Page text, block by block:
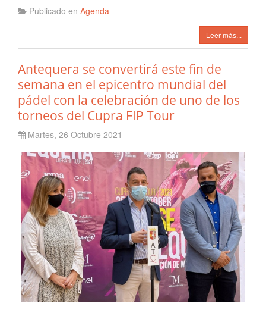
Publicado en Agenda
Leer más...
Antequera se convertirá este fin de
semana en el epicentro mundial del
pádel con la celebración de uno de los
torneos del Cupra FIP Tour
Martes, 26 Octubre 2021